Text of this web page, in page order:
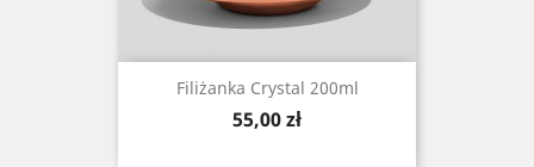
Filiżanka Crystal 200ml
Cena
55,00 zł